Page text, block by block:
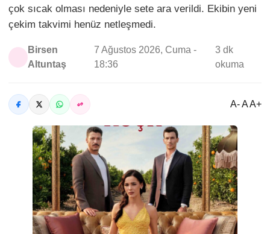
çok sıcak olması nedeniyle sete ara verildi. Ekibin yeni
çekim takvimi henüz netleşmedi.
Birsen
Altuntaş
7 Ağustos 2026, Cuma -
18:36
3 dk
okuma
A- A A+